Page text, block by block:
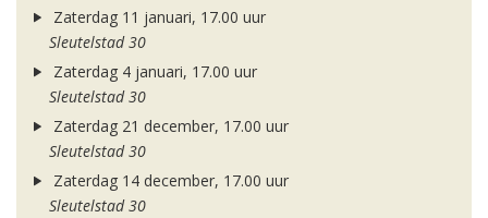
Zaterdag 11 januari, 17.00 uur
Sleutelstad 30
Zaterdag 4 januari, 17.00 uur
Sleutelstad 30
Zaterdag 21 december, 17.00 uur
Sleutelstad 30
Zaterdag 14 december, 17.00 uur
Sleutelstad 30